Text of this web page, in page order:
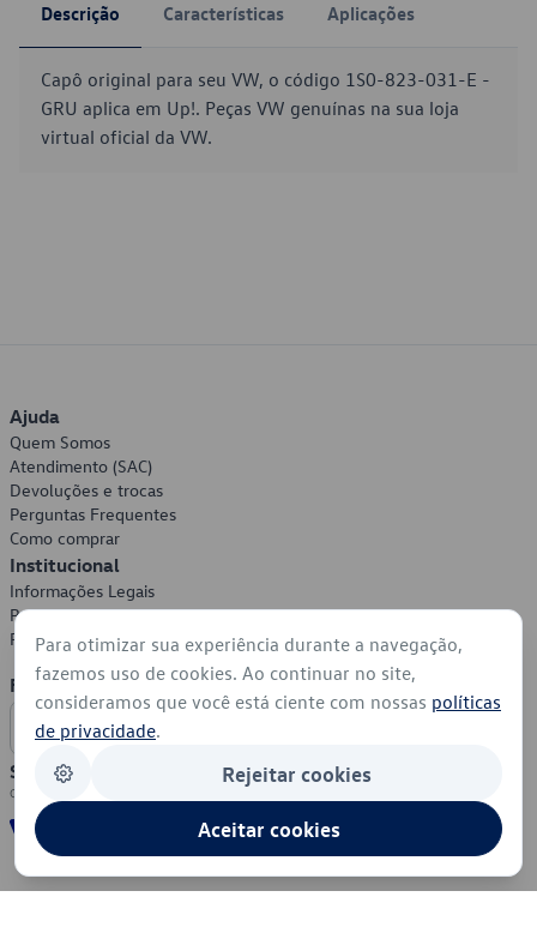
Descrição Características Aplicações
Capô original para seu VW, o código 1S0-823-031-E -
GRU aplica em Up!. Peças VW genuínas na sua loja
virtual oficial da VW.
Ajuda
Quem Somos
Atendimento (SAC)
Devoluções e trocas
Perguntas Frequentes
Como comprar
Institucional
Informações Legais
Política de Privacidade
Política de Cookies
Formas de Pagamento
Segurança
Para otimizar sua experiência durante a navegação,
fazemos uso de cookies. Ao continuar no site,
consideramos que você está ciente com nossas políticas
de privacidade.
Rejeitar cookies
Aceitar cookies